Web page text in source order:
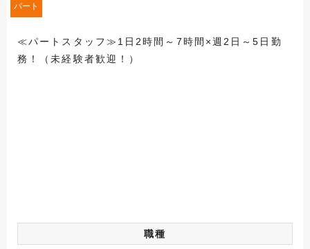
パート
≪パートスタッフ≫1日2時間～7時間×週2日～5日勤
務！（未経験者歓迎！）
職種